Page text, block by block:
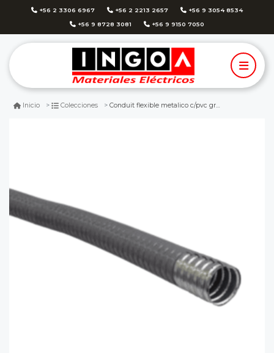
+56 2 3306 6967 +56 2 2213 2657 +56 9 3054 8534
+56 9 8728 3081 +56 9 9150 7050
Inicio Colecciones Conduit flexible metalico c/pvc gris 40mm x mt